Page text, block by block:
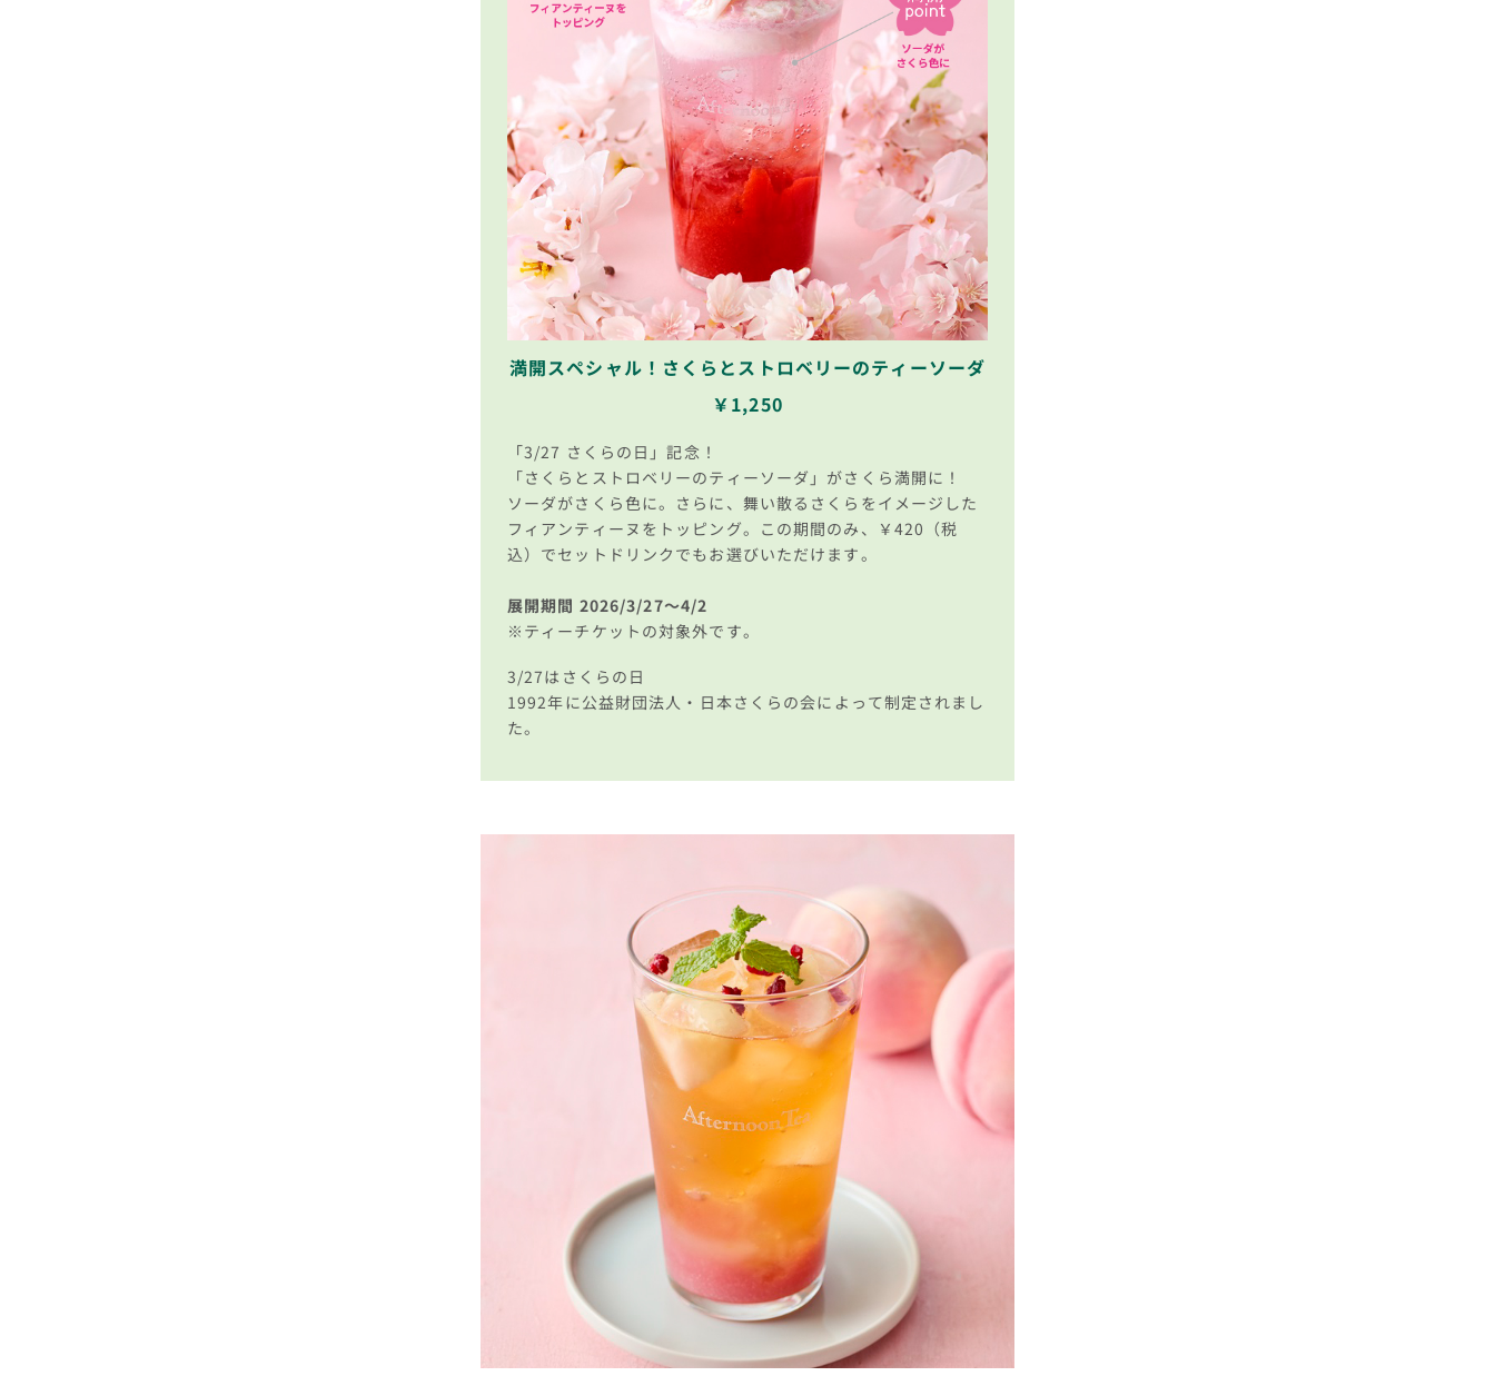
満開スペシャル！さくらとストロベリーのティーソーダ
￥1,250
「3/27 さくらの日」記念！
「さくらとストロベリーのティーソーダ」がさくら満開に！
ソーダがさくら色に。さらに、舞い散るさくらをイメージした
フィアンティーヌをトッピング。この期間のみ、￥420（税
込）でセットドリンクでもお選びいただけます。
展開期間 2026/3/27～4/2
※ティーチケットの対象外です。
3/27はさくらの日
1992年に公益財団法人・日本さくらの会によって制定されまし
た。